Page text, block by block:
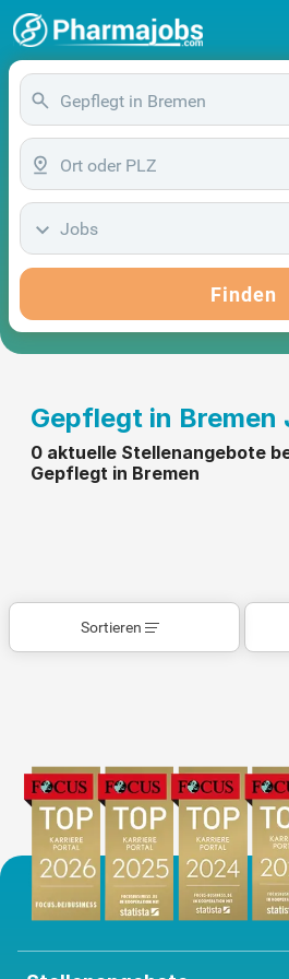
Jobs
Finden
Gepflegt in Bremen
0 aktuelle Stellenangebote
Gepflegt in Bremen
Sortieren